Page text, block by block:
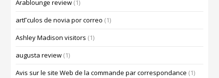
Arablounge review (1)
artГ­culos de novia por correo (1)
Ashley Madison visitors (1)
augusta review (1)
Avis sur le site Web de la commande par correspondance (1)